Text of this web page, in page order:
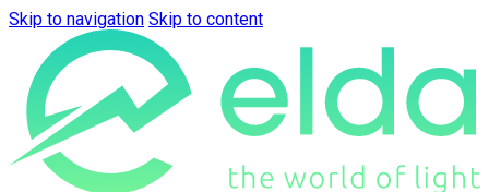
Skip to navigation Skip to content